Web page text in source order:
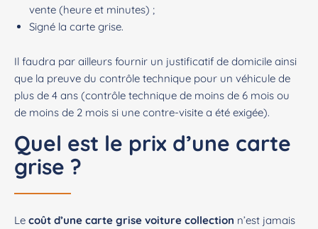
vente (heure et minutes) ;
Signé la carte grise.
Il faudra par ailleurs fournir un justificatif de domicile ainsi
que la preuve du contrôle technique pour un véhicule de
plus de 4 ans (contrôle technique de moins de 6 mois ou
de moins de 2 mois si une contre-visite a été exigée).
Quel est le prix d’une carte
grise ?
Le coût d’une carte grise voiture collection n’est jamais